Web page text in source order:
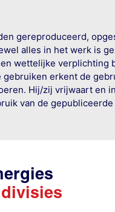
gereproduceerd,
alles in het werk is
wettelijke
erkent de
Hij/zij vrijwaart en
van de gepubliceerde